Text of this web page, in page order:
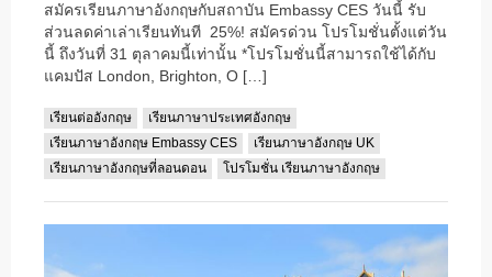
สมัครเรียนภาษาอังกฤษกับสถาบัน Embassy CES วันนี้ รับ
ส่วนลดค่าเล่าเรียนทันที 25%! สมัครด่วน โปรโมชั่นตั้งแต่วัน
นี้ ถึงวันที่ 31 ตุลาคมนี้เท่านั้น *โปรโมชั่นนี้สามารถใช้ได้กับ
แคมปัส London, Brighton, O […]
เรียนต่ออังกฤษ
เรียนภาษาประเทศอังกฤษ
เรียนภาษาอังกฤษ Embassy CES
เรียนภาษาอังกฤษ UK
เรียนภาษาอังกฤษที่ลอนดอน
โปรโมชั่น เรียนภาษาอังกฤษ